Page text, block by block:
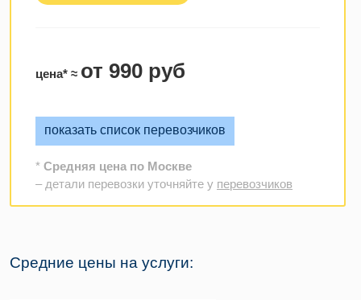
цена* ≈ от 990 руб
показать список перевозчиков
* Средняя цена по Москве
– детали перевозки уточняйте у перевозчиков
Средние цены на услуги: